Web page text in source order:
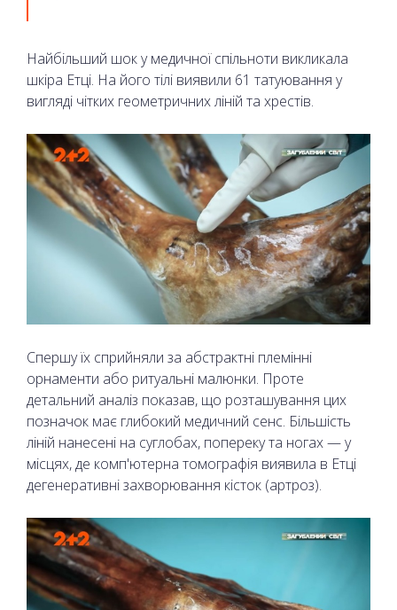
Найбільший шок у медичної спільноти викликала
шкіра Етці. На його тілі виявили 61 татуювання у
вигляді чітких геометричних ліній та хрестів.
Спершу їх сприйняли за абстрактні племінні
орнаменти або ритуальні малюнки. Проте
детальний аналіз показав, що розташування цих
позначок має глибокий медичний сенс. Більшість
ліній нанесені на суглобах, попереку та ногах — у
місцях, де комп'ютерна томографія виявила в Етці
дегенеративні захворювання кісток (артроз).